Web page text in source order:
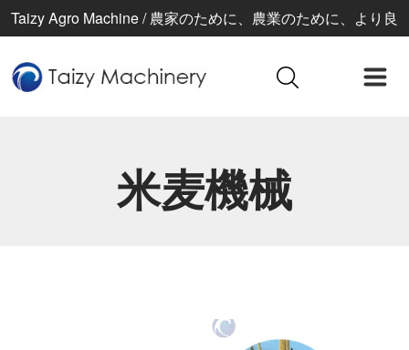
Taizy Agro Machine / 農家のために、農業のために、より良
米麦機械